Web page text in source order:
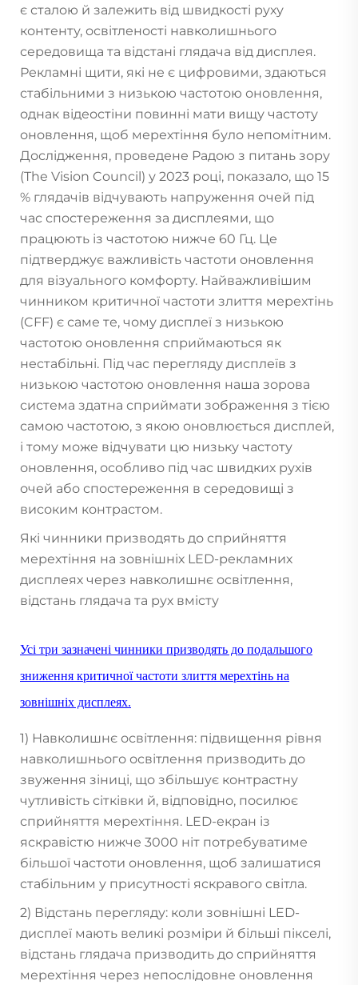
є сталою й залежить від швидкості руху
контенту, освітленості навколишнього
середовища та відстані глядача від дисплея.
Рекламні щити, які не є цифровими, здаються
стабільними з низькою частотою оновлення,
однак відеостіни повинні мати вищу частоту
оновлення, щоб мерехтіння було непомітним.
Дослідження, проведене Радою з питань зору
(The Vision Council) у 2023 році, показало, що 15
% глядачів відчувають напруження очей під
час спостереження за дисплеями, що
працюють із частотою нижче 60 Гц. Це
підтверджує важливість частоти оновлення
для візуального комфорту. Найважливішим
чинником критичної частоти злиття мерехтінь
(CFF) є саме те, чому дисплеї з низькою
частотою оновлення сприймаються як
нестабільні. Під час перегляду дисплеїв з
низькою частотою оновлення наша зорова
система здатна сприймати зображення з тією
самою частотою, з якою оновлюється дисплей,
і тому може відчувати цю низьку частоту
оновлення, особливо під час швидких рухів
очей або спостереження в середовищі з
високим контрастом.
Які чинники призводять до сприйняття
мерехтіння на зовнішніх LED-рекламних
дисплеях через навколишнє освітлення,
відстань глядача та рух вмісту
Усі три зазначені чинники призводять до подальшого
зниження критичної частоти злиття мерехтінь на
зовнішніх дисплеях.
1) Навколишнє освітлення: підвищення рівня
навколишнього освітлення призводить до
звуження зіниці, що збільшує контрастну
чутливість сітківки й, відповідно, посилює
сприйняття мерехтіння. LED-екран із
яскравістю нижче 3000 ніт потребуватиме
більшої частоти оновлення, щоб залишатися
стабільним у присутності яскравого світла.
2) Відстань перегляду: коли зовнішні LED-
дисплеї мають великі розміри й більші пікселі,
відстань глядача призводить до сприйняття
мерехтіння через непослідовне оновлення